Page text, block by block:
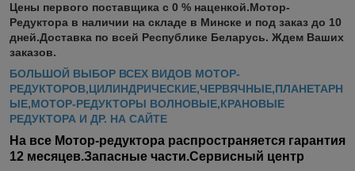
Цены первого поставщика с 0 % наценкой.Мотор-
Редуктора в наличии на складе в Минске и под заказ до 10
дней.Доставка по всей Республике Беларусь. Ждем Ваших
заказов.
БОЛЬШОЙ ВЫБОР ВСЕХ ВИДОВ МОТОР-
РЕДУКТОРОВ,ЦИЛИНДРИЧЕСКИЕ,ЧЕРВЯЧНЫЕ,ПЛАНЕТАРН
ЫЕ,МОТОР-РЕДУКТОРЫ ВОЛНОВЫЕ,КРАНОВЫЕ
РЕДУКТОРА И ДР. НА САЙТЕ
На все Мотор-редуктора распространяется гарантия
12 месяцев.Запасные части.Сервисный центр